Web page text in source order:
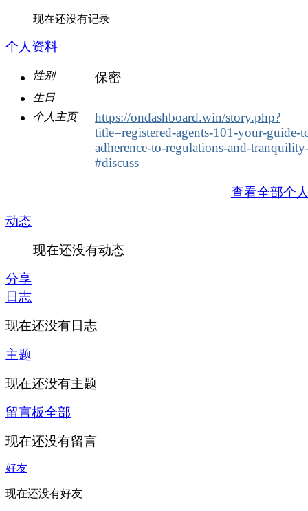
现在还没有记录
个人资料
性别 保密
生日
个人主页
https://ondashboard.win/story.php?
title=registered-agents-101-your-guide-
adherence-to-regulations-and-
#discuss
查看全部个
动态
现在还没有动态
分享
日志
现在还没有日志
主题
现在还没有主题
留言板全部
现在还没有留言
好友
现在还没有好友